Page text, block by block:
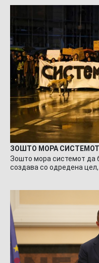
ЗОШТО МОРА
Зошто мора системот да
создава со одредена